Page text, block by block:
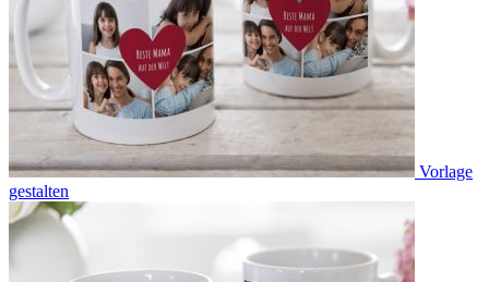
Vorlage
gestalten